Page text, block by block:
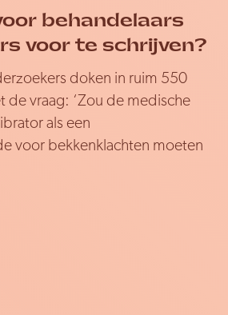
behandelaars
voor te schrijven?
doken in ruim 550
de vraag: ‘Zou de medische
als een
voor bekkenklachten moeten